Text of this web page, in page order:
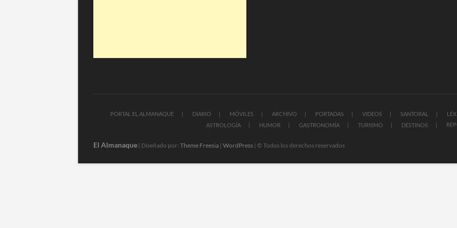
PORTAL EL ALMANAQUE DIARIO MÓVILES ARCHIVO PORTADAS VIDEOS SANTORAL
ASTROLOGÍA
HUMOR GASTRONOMÍA TURISMO DESTINOS
El Almanaque | Diseñado por: Theme Freesia | WordPress | © Todos los derechos reservados